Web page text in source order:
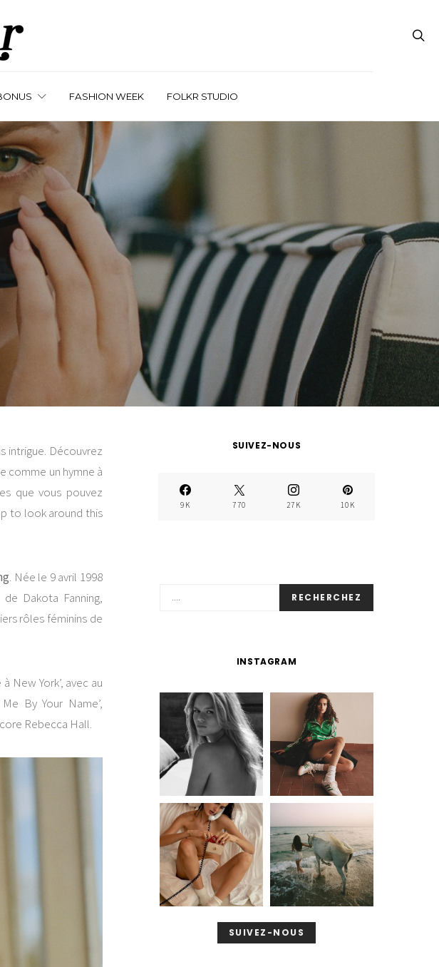
FASHION WEEK FOLKR STUDIO
intrigue. Découvrez
comme un hymne à
que vous pouvez
to look around this
. Née le 9 avril 1998
Dakota Fanning,
rôles féminins de
New York’, avec au
By Your Name’,
Rebecca Hall.
SUIVEZ-NOUS
9K 770 27K 10K
RECHERCHEZ
INSTAGRAM
SUIVEZ-NOUS